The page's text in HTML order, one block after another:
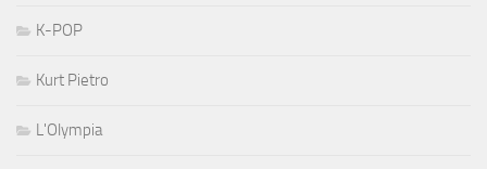
K-POP
Kurt Pietro
L'Olympia